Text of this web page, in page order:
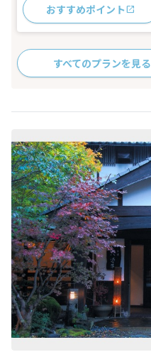
おすすめポイント
すべてのプランを見る